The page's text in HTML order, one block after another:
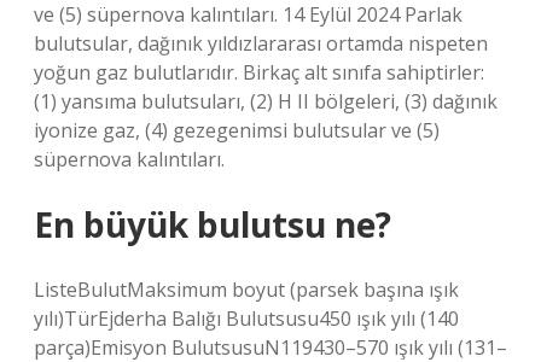
ve (5) süpernova kalıntıları. 14 Eylül 2024 Parlak
bulutsular, dağınık yıldızlararası ortamda nispeten
yoğun gaz bulutlarıdır. Birkaç alt sınıfa sahiptirler:
(1) yansıma bulutsuları, (2) H II bölgeleri, (3) dağınık
iyonize gaz, (4) gezegenimsi bulutsular ve (5)
süpernova kalıntıları.
En büyük bulutsu ne?
ListeBulutMaksimum boyut (parsek başına ışık
yılı)TürEjderha Balığı Bulutsusu450 ışık yılı (140
parça)Emisyon BulutsusuN119430–570 ışık yılı (131–